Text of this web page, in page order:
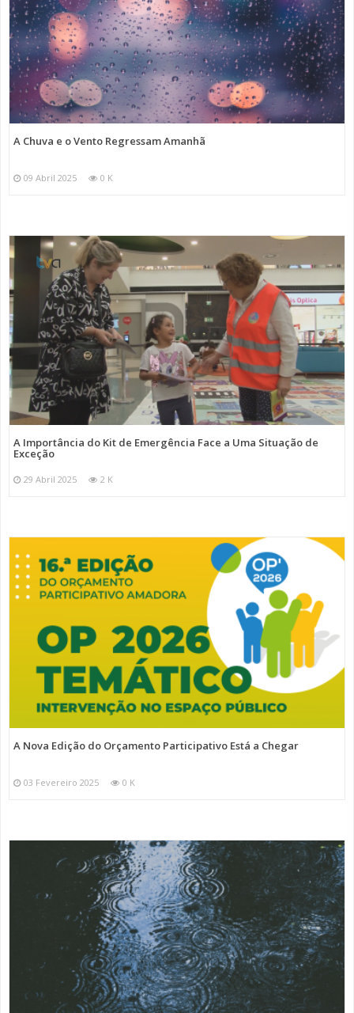
A Chuva e o Vento Regressam Amanhã
09 Abril 2025 0 K
A Importância do Kit de Emergência Face a Uma Situação de
Exceção
29 Abril 2025 2 K
A Nova Edição do Orçamento Participativo Está a Chegar
03 Fevereiro 2025 0 K